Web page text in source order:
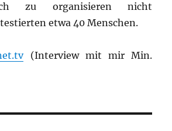
zu organisieren nicht
etwa 40 Menschen.
(Interview mit mir Min.